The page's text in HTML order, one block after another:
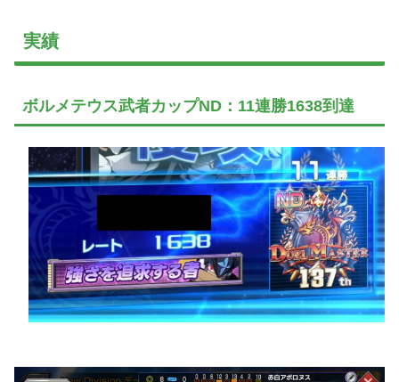
実績
ボルメテウス武者カップND：11連勝1638到達